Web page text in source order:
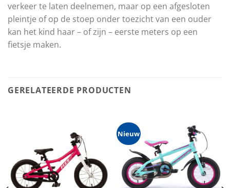
verkeer te laten deelnemen, maar op een afgesloten
pleintje of op de stoep onder toezicht van een ouder
kan het kind haar – of zijn – eerste meters op een
fietsje maken.
GERELATEERDE PRODUCTEN
Nieuw